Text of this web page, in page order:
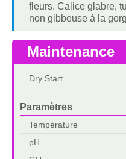
fleurs. Calice glabre,
non gibbeuse à la
Maintenance
Dry Start
Paramètres
Température
pH